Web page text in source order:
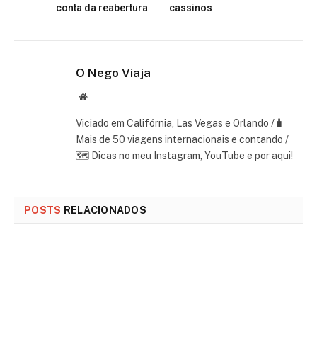
conta da reabertura
cassinos
O Nego Viaja
Website
Viciado em Califórnia, Las Vegas e Orlando /🧳
Mais de 50 viagens internacionais e contando /
🗺 Dicas no meu Instagram, YouTube e por aqui!
POSTS RELACIONADOS